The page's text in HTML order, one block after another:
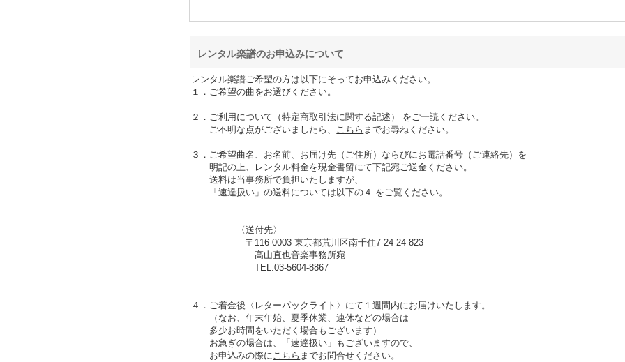
レンタル楽譜のお申込みについて
レンタル楽譜ご希望の方は以下にそってお申込みください。
１．ご希望の曲をお選びください。
２．ご利用について（特定商取引法に関する記述） をご一読ください。
ご不明な点がございましたら、
こちら までお尋ねください。
３．ご希望曲名、お名前、お届け先（ご住所）ならびにお電話番号（ご連絡先）を
明記の上、レンタル料金を現金書留にて下記宛ご送金ください。
送料は当事務所で負担いたしますが、
「速達扱い」の送料については以下の４.をご覧ください。
〈送付先〉
〒116-0003 東京都荒川区南千住7-24-24-823
高山直也音楽事務所宛
TEL.03-5604-8867
４．ご着金後〈レターパックライト〉にて１週間内にお届けいたします。
（なお、年末年始、夏季休業、連休などの場合は
多少お時間をいただく場合もございます）
お急ぎの場合は、「速達扱い」もございますので、
お申込みの際に こちら までお問合せください。